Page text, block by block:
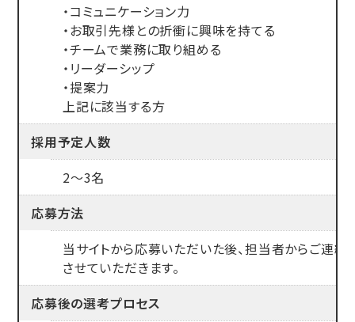
・コミュニケーション力
・お取引先様との折衝に興味を持てる
・チームで業務に取り組める
・リーダーシップ
・提案力
上記に該当する方
採用予定人数
2～3名
応募方法
当サイトから応募いただいた後、担当者からご連絡
させていただきます。
応募後の選考プロセス